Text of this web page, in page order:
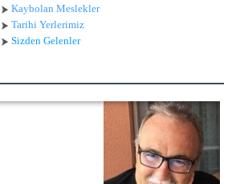
Kaybolan Meslekler
Tarihi Yerlerimiz
Sizden Gelenler